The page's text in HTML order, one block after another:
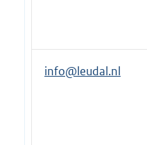
info@leudal.nl